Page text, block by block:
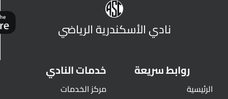
نادي الأسكندرية الرياضي
روابط سريعة
الرئيسية
خدمات النادي
مركز الخدمات